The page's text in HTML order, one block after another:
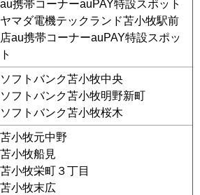
au携帯コーナーauPAY特設スポット
ヤマダ電機テックランド苫小牧駅前
店au携帯コーナーauPAY特設スポッ
ト
ソフトバンク苫小牧中央
ソフトバンク苫小牧明野新町
ソフトバンク苫小牧桜木
苫小牧元中野
苫小牧船見
苫小牧栄町３丁目
苫小牧末広